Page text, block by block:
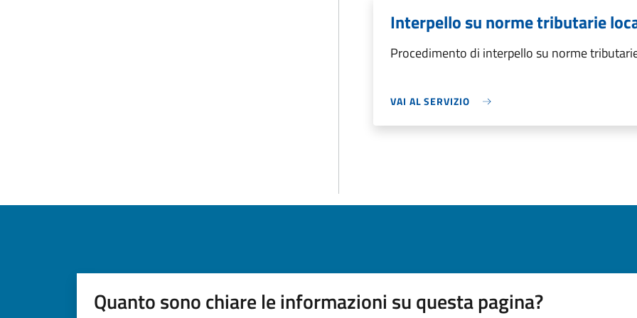
Interpello su norme tributarie
Procedimento di interpello su norme
VAI AL SERVIZIO
Quanto sono chiare le informazioni su questa pagina?